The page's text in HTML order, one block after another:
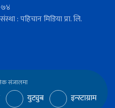
: पहिचान मिडिया प्रा. लि.
संजालमा
युट्युब इन्स्टाग्राम